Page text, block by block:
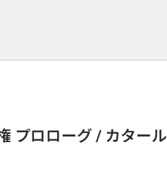
プロローグ / カタール